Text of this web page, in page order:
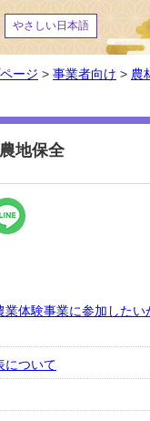
やさしい日本語
ージ > 事業者向け > 農
地保全
業体験事業に参加したい
について